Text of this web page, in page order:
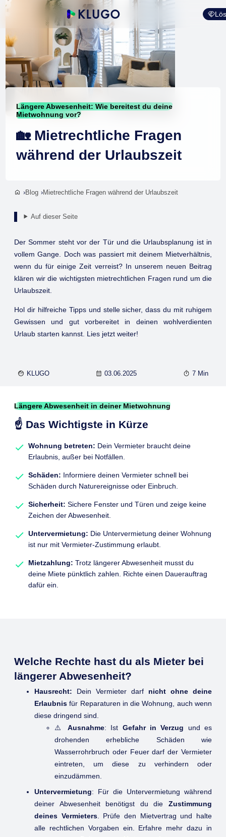
Längere Abwesenheit: Wie bereitest du deine
Mietwohnung vor?
🏡 Mietrechtliche Fragen
während der Urlaubszeit
Blog Mietrechtliche Fragen während der Urlaubszeit
Auf dieser Seite
Der Sommer steht vor der Tür und die Urlaubsplanung ist in
vollem Gange. Doch was passiert mit deinem Mietverhältnis,
wenn du für einige Zeit verreist? In unserem neuen Beitrag
klären wir die wichtigsten mietrechtlichen Fragen rund um die
Urlaubszeit.
Hol dir hilfreiche Tipps und stelle sicher, dass du mit ruhigem
Gewissen und gut vorbereitet in deinen wohlverdienten
Urlaub starten kannst. Lies jetzt weiter!
KLUGO 03.06.2025 7 Min
Längere Abwesenheit in deiner Mietwohnung
☝️ Das Wichtigste in Kürze
Wohnung betreten: Dein Vermieter braucht deine
Erlaubnis, außer bei Notfällen.
Schäden: Informiere deinen Vermieter schnell bei
Schäden durch Naturereignisse oder Einbruch.
Sicherheit: Sichere Fenster und Türen und zeige keine
Zeichen der Abwesenheit.
Untervermietung: Die Untervermietung deiner Wohnung
ist nur mit Vermieter-Zustimmung erlaubt.
Mietzahlung: Trotz längerer Abwesenheit musst du
deine Miete pünktlich zahlen. Richte einen Dauerauftrag
dafür ein.
Welche Rechte hast du als Mieter bei
längerer Abwesenheit?
Hausrecht: Dein Vermieter darf nicht ohne deine
Erlaubnis für Reparaturen in die Wohnung, auch wenn
diese dringend sind.
⚠️ Ausnahme: Ist Gefahr in Verzug und es
drohenden erhebliche Schäden wie
Wasserrohrbruch oder Feuer darf der Vermieter
eintreten, um diese zu verhindern oder
einzudämmen.
Untervermietung: Für die Untervermietung während
deiner Abwesenheit benötigst du die Zustimmung
deines Vermieters. Prüfe den Mietvertrag und halte
alle rechtlichen Vorgaben ein. Erfahre mehr dazu in